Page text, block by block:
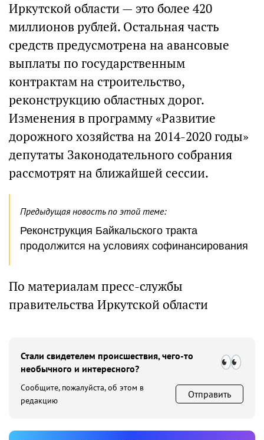
Иркутской области — это более 420
миллионов рублей. Остальная часть
средств предусмотрена на авансовые
выплаты по государственным
контрактам на строительство,
реконструкцию областных дорог.
Изменения в программу «Развитие
дорожного хозяйства на 2014-2020 годы»
депутаты Законодательного собрания
рассмотрят на ближайшей сессии.
Предыдущая новость по этой теме:
Реконструкция Байкальского тракта
продолжится на условиях софинансирования
По материалам пресс-службы
правительства Иркутской области
Стали свидетелем происшествия, чего-то
необычного и интересного?
Сообщите, пожалуйста, об этом в
редакцию
Отправить